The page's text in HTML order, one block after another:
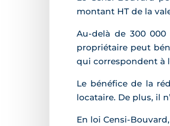
montant HT de la
Au-delà de 300
propriétaire peut
qui correspondent à
Le bénéfice de la
locataire. De plus, il
En loi Censi-